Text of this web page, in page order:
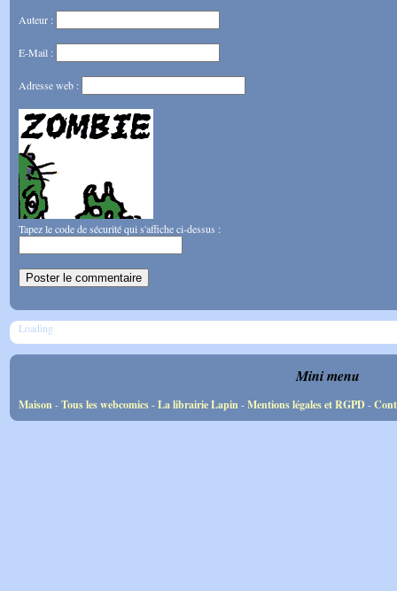
Auteur :
E-Mail :
Adresse web :
Tapez le code de sécurité qui s'affiche ci-dessus :
Loading
Mini menu
Maison-Tous les webcomics-La librairie Lapin-Mentions légales et RGPD-